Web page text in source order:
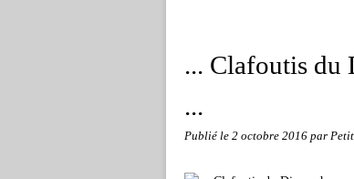
... Clafoutis du
...
Publié le 2 octobre 2016 par